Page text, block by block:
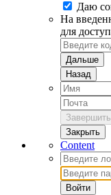
Даю
На
для
Дальше
Назад
Завершить
Закрыть
Content
Войти